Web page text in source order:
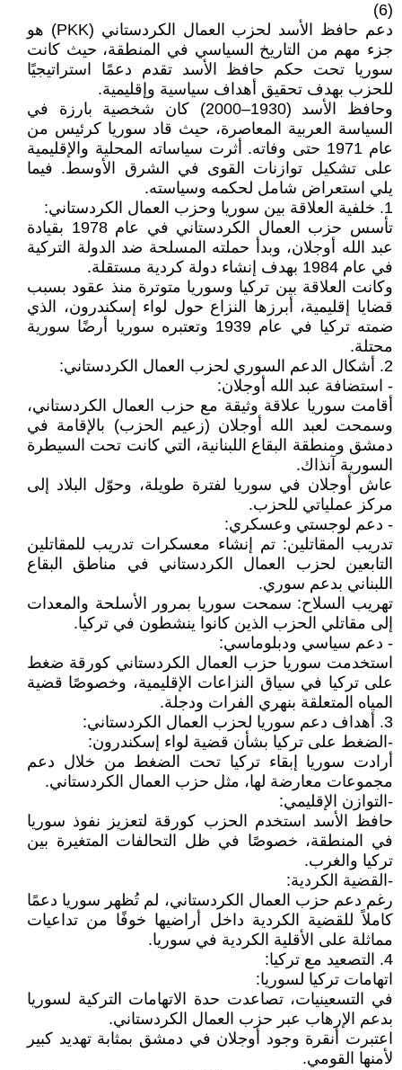
(6)
دعم حافظ الأسد لحزب العمال الكردستاني (PKK) هو
جزء مهم من التاريخ السياسي في المنطقة، حيث كانت
سوريا تحت حكم حافظ الأسد تقدم دعمًا استراتيجيًا
للحزب بهدف تحقيق أهداف سياسية وإقليمية.
وحافظ الأسد (1930–2000) كان شخصية بارزة في
السياسة العربية المعاصرة، حيث قاد سوريا كرئيس من
عام 1971 حتى وفاته. أثرت سياساته المحلية والإقليمية
على تشكيل توازنات القوى في الشرق الأوسط. فيما
يلي استعراض شامل لحكمه وسياسته.
1. خلفية العلاقة بين سوريا وحزب العمال الكردستاني:
تأسس حزب العمال الكردستاني في عام 1978 بقيادة
عبد الله أوجلان، وبدأ حملته المسلحة ضد الدولة التركية
في عام 1984 بهدف إنشاء دولة كردية مستقلة.
وكانت العلاقة بين تركيا وسوريا متوترة منذ عقود بسبب
قضايا إقليمية، أبرزها النزاع حول لواء إسكندرون، الذي
ضمته تركيا في عام 1939 وتعتبره سوريا أرضًا سورية
محتلة.
2. أشكال الدعم السوري لحزب العمال الكردستاني:
- استضافة عبد الله أوجلان:
أقامت سوريا علاقة وثيقة مع حزب العمال الكردستاني،
وسمحت لعبد الله أوجلان (زعيم الحزب) بالإقامة في
دمشق ومنطقة البقاع اللبنانية، التي كانت تحت السيطرة
السورية آنذاك.
عاش أوجلان في سوريا لفترة طويلة، وحوّل البلاد إلى
مركز عملياتي للحزب.
- دعم لوجستي وعسكري:
تدريب المقاتلين: تم إنشاء معسكرات تدريب للمقاتلين
التابعين لحزب العمال الكردستاني في مناطق البقاع
اللبناني بدعم سوري.
تهريب السلاح: سمحت سوريا بمرور الأسلحة والمعدات
إلى مقاتلي الحزب الذين كانوا ينشطون في تركيا.
- دعم سياسي ودبلوماسي:
استخدمت سوريا حزب العمال الكردستاني كورقة ضغط
على تركيا في سياق النزاعات الإقليمية، وخصوصًا قضية
المياه المتعلقة بنهري الفرات ودجلة.
3. أهداف دعم سوريا لحزب العمال الكردستاني:
-الضغط على تركيا بشأن قضية لواء إسكندرون:
أرادت سوريا إبقاء تركيا تحت الضغط من خلال دعم
مجموعات معارضة لها، مثل حزب العمال الكردستاني.
-التوازن الإقليمي:
حافظ الأسد استخدم الحزب كورقة لتعزيز نفوذ سوريا
في المنطقة، خصوصًا في ظل التحالفات المتغيرة بين
تركيا والغرب.
-القضية الكردية:
رغم دعم حزب العمال الكردستاني، لم تُظهر سوريا دعمًا
كاملاً للقضية الكردية داخل أراضيها خوفًا من تداعيات
مماثلة على الأقلية الكردية في سوريا.
4. التصعيد مع تركيا:
اتهامات تركيا لسوريا:
في التسعينيات، تصاعدت حدة الاتهامات التركية لسوريا
بدعم الإرهاب عبر حزب العمال الكردستاني.
اعتبرت أنقرة وجود أوجلان في دمشق بمثابة تهديد كبير
لأمنها القومي.